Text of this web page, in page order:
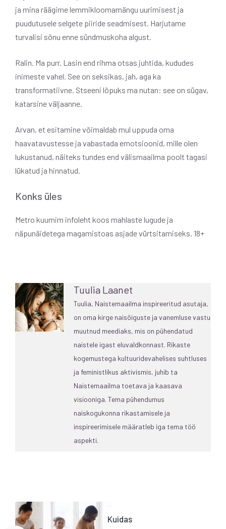
ja mina räägime lemmikloomamängu uurimisest ja
puudutusele selgete piiride seadmisest. Harjutame
turvalisi sõnu enne sündmuskoha algust.
Ralin. Ma purr. Lasin end rihma otsas juhtida, kududes
inimeste vahel. See on seksikas, jah, aga ka
transformatiivne. Stseeni lõpuks ma nutan: see on sügav,
katarsine väljaanne.
Arvan, et esitamine võimaldab mul uppuda oma
haavatavustesse ja vabastada emotsioonid, mille olen
lukustanud, näiteks tundes end välismaailma poolt tagasi
lükatud ja hinnatud.
Konks üles
Metro kuumim infoleht koos mahlaste lugude ja
näpunäidetega magamistoas asjade vürtsitamiseks. 18+
Tuulia Laanet
Tuulia, Naistemaailma inspireeritud asutaja,
on oma kirge naisõiguste ja vanemluse vastu
muutnud meediaks, mis on pühendatud
naistele igast eluvaldkonnast. Rikaste
kogemustega kultuuridevahelises suhtluses
ja feministlikus aktivismis, juhib ta
Naistemaailma toetava ja kaasava
visiooniga. Tema pühendumus
naiskogukonna rikastamisele ja
inspireerimisele määratleb iga tema töö
aspekti.
Kuidas